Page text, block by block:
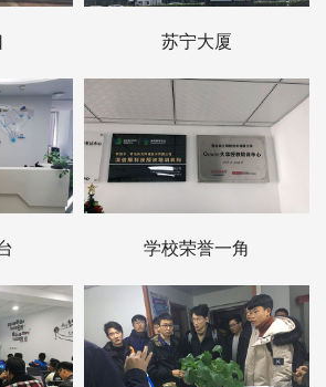
苏宁大厦
学校荣誉一角